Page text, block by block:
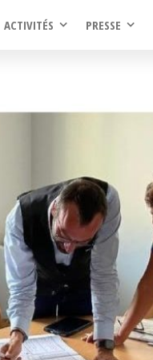
ACTIVITÉS PRESSE